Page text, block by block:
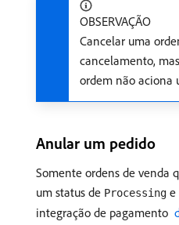
OBSERVAÇÃO
Cancelar uma
cancelamento,
ordem não aciona
Anular um pedido
Somente ordens de venda
um status de Processing e
integração de pagamento